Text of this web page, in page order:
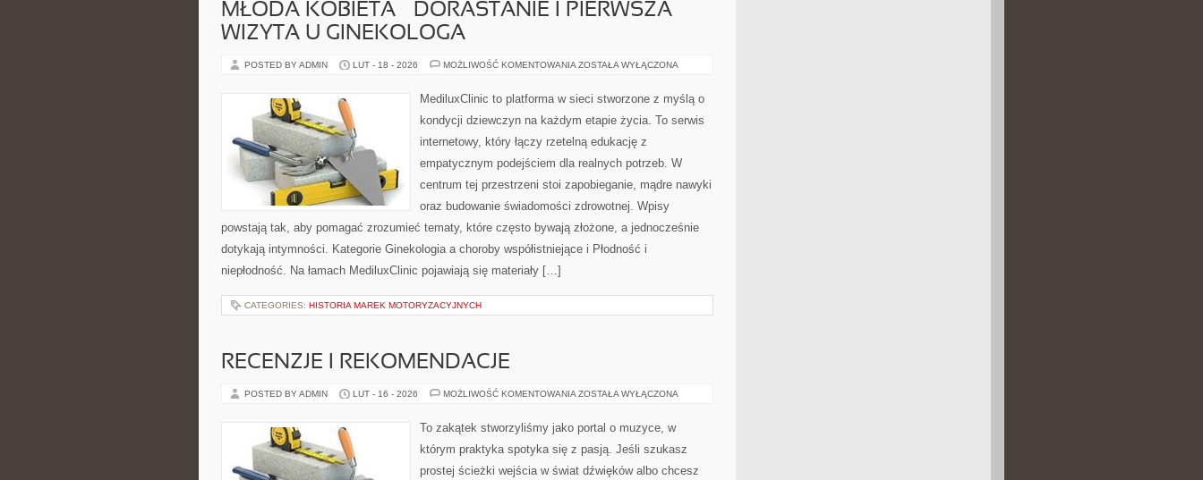
MŁODA KOBIETA – DORASTANIE I PIERWSZA
WIZYTA U GINEKOLOGA
POSTED BY ADMIN LUT - 18 - 2026 MOŻLIWOŚĆ KOMENTOWANIA MŁODA
DORASTANIE
I
WIZYTA
GINEKOLOGA
ZOSTAŁA WYŁĄCZONA
MediluxClinic to platforma w sieci stworzone z myślą o
kondycji dziewczyn na każdym etapie życia. To serwis
internetowy, który łączy rzetelną edukację z
empatycznym podejściem dla realnych potrzeb. W
centrum tej przestrzeni stoi zapobieganie, mądre nawyki
oraz budowanie świadomości zdrowotnej. Wpisy
powstają tak, aby pomagać zrozumieć tematy, które często bywają złożone, a jednocześnie
dotykają intymności. Kategorie Ginekologia a choroby współistniejące i Płodność i
niepłodność. Na łamach MediluxClinic pojawiają się materiały […]
CATEGORIES: HISTORIA MAREK MOTORYZACYJNYCH
RECENZJE I REKOMENDACJE
POSTED BY ADMIN LUT - 16 - 2026 MOŻLIWOŚĆ KOMENTOWANIA RECENZJE
ZOSTAŁA WYŁĄCZONA
To zakątek stworzyliśmy jako portal o muzyce, w
którym praktyka spotyka się z pasją. Jeśli szukasz
prostej ścieżki wejścia w świat dźwięków albo chcesz